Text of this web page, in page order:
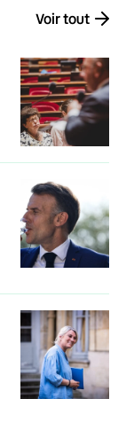
Voir tout